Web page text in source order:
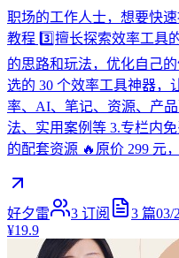
职场的工作人士，想要快
教程 3️⃣擅长探索效率工具
的思路和玩法，优化自己
选的 30 个效率工具神器，
率、AI、笔记、资源、产
法、实用案例等 3.专栏内
的配套资源 🔥原价 299 元
好夕雷 3 订阅 3 篇03/
¥19.9